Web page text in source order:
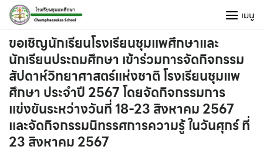
Skip
content
เมนู
ขอเชิญนักเรียนโรงเรียนชุมแพศึกษาและ
นักเรียนประถมศึกษา เข้าร่วมการจัดกิจกรรม
สัปดาห์วิทยาศาสตร์แห่งชาติ โรงเรียนชุมแพ
ศึกษา ประจำปี 2567 โดยจัดกิจกรรมการ
แข่งขันระหว่างวันที่ 18-23 สิงหาคม 2567
และจัดกิจกรรมนิทรรศการความรู้ ในวันศุกร์ ที่
23 สิงหาคม 2567